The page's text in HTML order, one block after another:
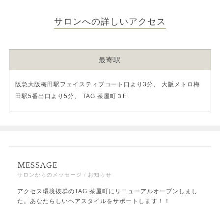
サロンへの詳しいアクセス
最寄駅
阪急大阪梅田駅フェイスティブコート口より3分、 大阪メトロ梅
田駅5番出口より5分、 TAG 茶屋町３F
MESSAGE
サロンからのメッセージ / お知らせ
アクセス環境抜群のTAG 茶屋町にリニューアルオープンしまし
た。あなたらしいヘアスタイルをサポートします！！